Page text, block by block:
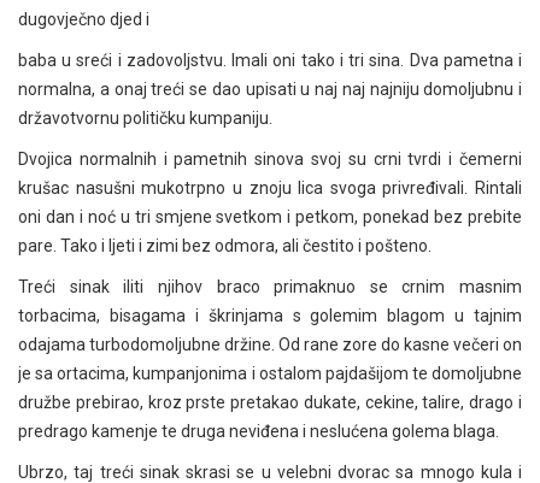
dugovječno djed i
baba u sreći i zadovoljstvu. Imali oni tako i tri sina. Dva pametna i
normalna, a onaj treći se dao upisati u naj naj najniju domoljubnu i
državotvornu političku kumpaniju.
Dvojica normalnih i pametnih sinova svoj su crni tvrdi i čemerni
krušac nasušni mukotrpno u znoju lica svoga privređivali. Rintali
oni dan i noć u tri smjene svetkom i petkom, ponekad bez prebite
pare. Tako i ljeti i zimi bez odmora, ali čestito i pošteno.
Treći sinak iliti njihov braco primaknuo se crnim masnim
torbacima, bisagama i škrinjama s golemim blagom u tajnim
odajama turbodomoljubne držine. Od rane zore do kasne večeri on
je sa ortacima, kumpanjonima i ostalom pajdašijom te domoljubne
družbe prebirao, kroz prste pretakao dukate, cekine, talire, drago i
predrago kamenje te druga neviđena i neslućena golema blaga.
Ubrzo, taj treći sinak skrasi se u velebni dvorac sa mnogo kula i